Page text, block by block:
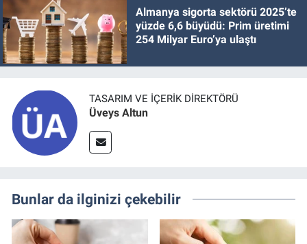
Almanya sigorta sektörü 2025’te
yüzde 6,6 büyüdü: Prim üretimi
254 Milyar Euro’ya ulaştı
TASARIM VE İÇERIK DIREKTÖRÜ
Üveys Altun
Bunlar da ilginizi çekebilir